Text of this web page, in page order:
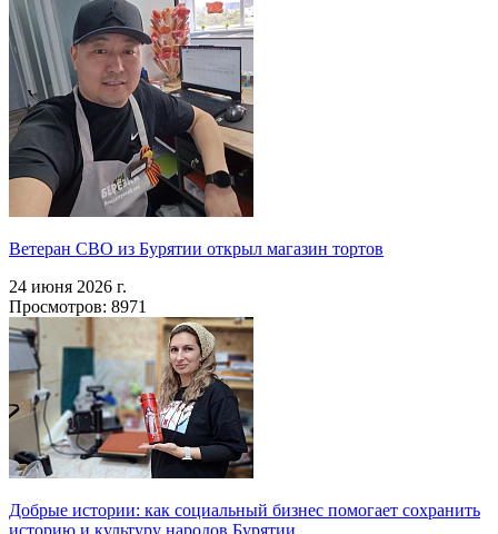
Ветеран СВО из Бурятии открыл магазин тортов
24 июня 2026 г.
Просмотров: 8971
Добрые истории: как социальный бизнес помогает сохранить
историю и культуру народов Бурятии